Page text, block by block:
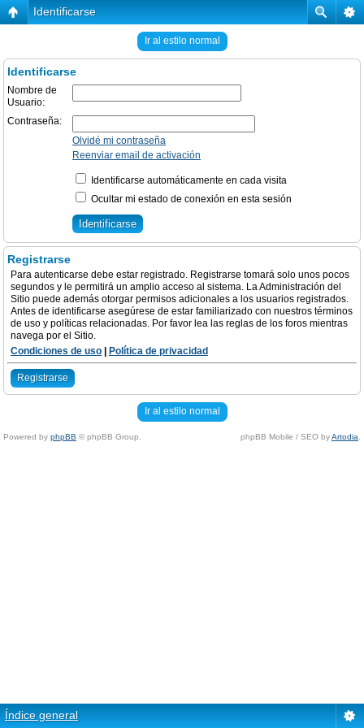
Identificarse
Ir al estilo normal
Identificarse
Nombre de
Usuario:
Contraseña:
Olvidé mi contraseña
Reenviar email de activación
Identificarse automáticamente en cada visita
Ocultar mi estado de conexión en esta sesión
Registrarse
Para autenticarse debe estar registrado. Registrarse tomará solo unos pocos
segundos y le permitirá un amplio acceso al sistema. La Administración del
Sitio puede además otorgar permisos adicionales a los usuarios registrados.
Antes de identificarse asegúrese de estar familiarizado con nuestros términos
de uso y políticas relacionadas. Por favor lea las reglas de los foros mientras
navega por el Sitio.
Condiciones de uso
Política de privacidad
Registrarse
Ir al estilo normal
Powered by phpBB © phpBB Group. phpBB Mobile / SEO byArtodia
Índice general